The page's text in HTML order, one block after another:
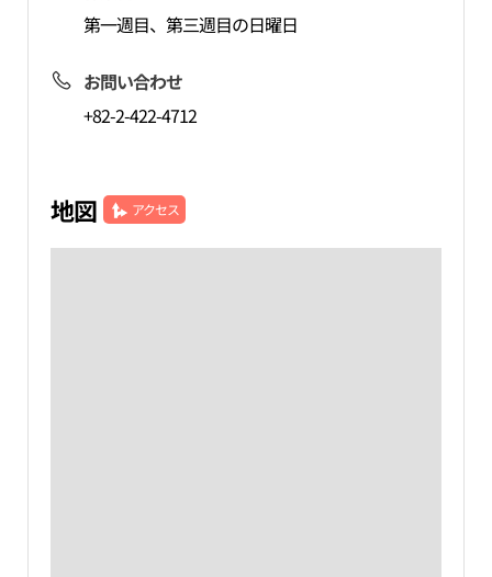
第一週目、第三週目の日曜日
お問い合わせ
+82-2-422-4712
地図 アクセス